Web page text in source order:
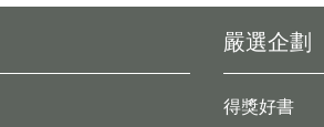
嚴選企劃
得獎好書